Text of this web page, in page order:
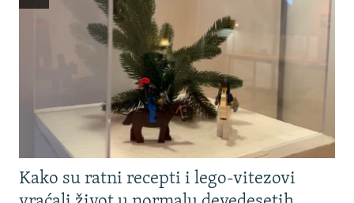
Kako su ratni recepti i lego-vitezovi